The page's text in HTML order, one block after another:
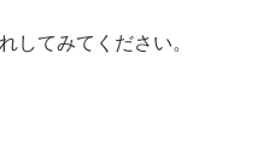
してみてください。